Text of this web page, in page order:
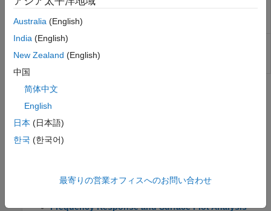
show
exportAntenna
トピック
Antennas
This example collection showcases how AI-based modeling
Frequency Response and Surface Plot Analysis
Australia (English)
India (English)
New Zealand (English)
中国
简体中文
English
日本 (日本語)
한국 (한국어)
最寄りの営業オフィスへのお問い合わせ